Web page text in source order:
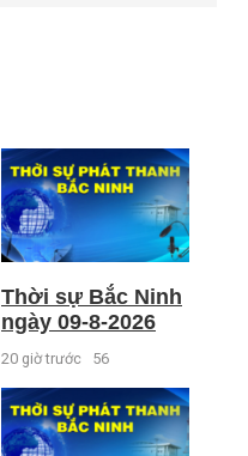
Thời sự Bắc Ninh
ngày 09-8-2026
20 giờ trước 56